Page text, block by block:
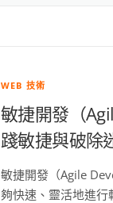
WEB 技術
敏捷開發（
踐敏捷與破除
敏捷開發（Agile
夠快速、靈活地進